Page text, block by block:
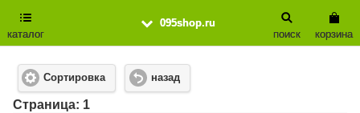
095shop.ru
каталог
корзина
поиск
Сортировка назад
Cтраница: 1